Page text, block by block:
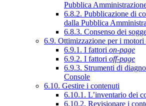
Pubblica
6.8.2. Pubblicazione di
dalla Pubblica
6.8.3. Consenso dei
6.9. Ottimizzazione per i
6.9.1. I fattori on-page
6.9.2. I fattori off-page
6.9.3. Strumenti di
Console
6.10. Gestire i contenuti
6.10.1. L’inventario dei
6.10.2. Revisionare i